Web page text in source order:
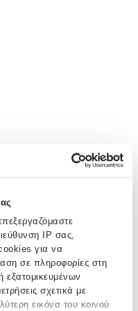
IP σας,
για να
σε πληροφορίες στη
σχετικά με
εικόνα του κοινού